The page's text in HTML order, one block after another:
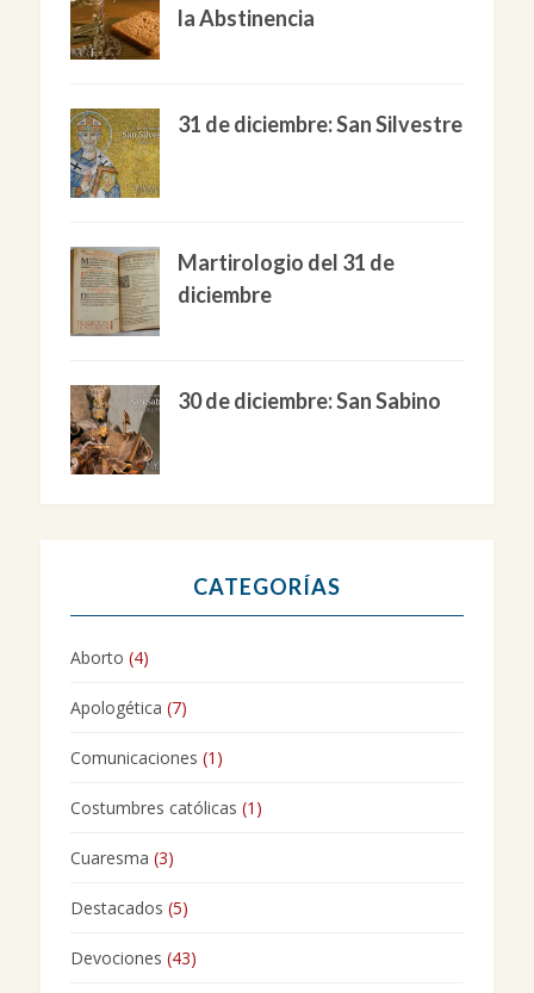
la Abstinencia
31 de diciembre: San Silvestre
Martirologio del 31 de
diciembre
30 de diciembre: San Sabino
CATEGORÍAS
Aborto (4)
Apologética (7)
Comunicaciones (1)
Costumbres católicas (1)
Cuaresma (3)
Destacados (5)
Devociones (43)